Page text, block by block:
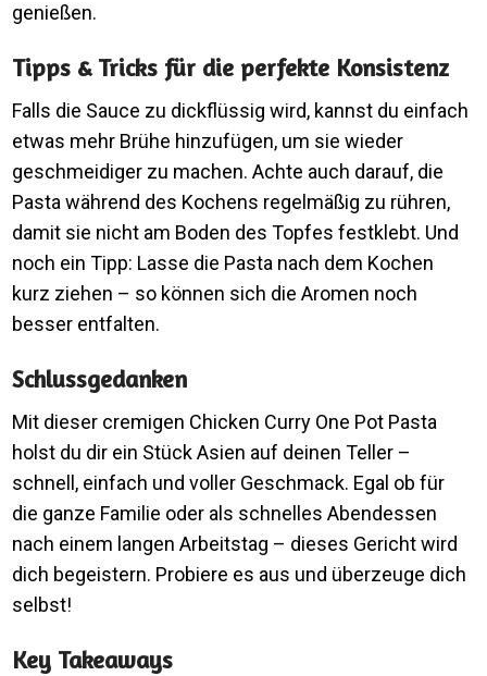
genießen.
Tipps & Tricks für die perfekte Konsistenz
Falls die Sauce zu dickflüssig wird, kannst du einfach
etwas mehr Brühe hinzufügen, um sie wieder
geschmeidiger zu machen. Achte auch darauf, die
Pasta während des Kochens regelmäßig zu rühren,
damit sie nicht am Boden des Topfes festklebt. Und
noch ein Tipp: Lasse die Pasta nach dem Kochen
kurz ziehen – so können sich die Aromen noch
besser entfalten.
Schlussgedanken
Mit dieser cremigen Chicken Curry One Pot Pasta
holst du dir ein Stück Asien auf deinen Teller –
schnell, einfach und voller Geschmack. Egal ob für
die ganze Familie oder als schnelles Abendessen
nach einem langen Arbeitstag – dieses Gericht wird
dich begeistern. Probiere es aus und überzeuge dich
selbst!
Key Takeaways